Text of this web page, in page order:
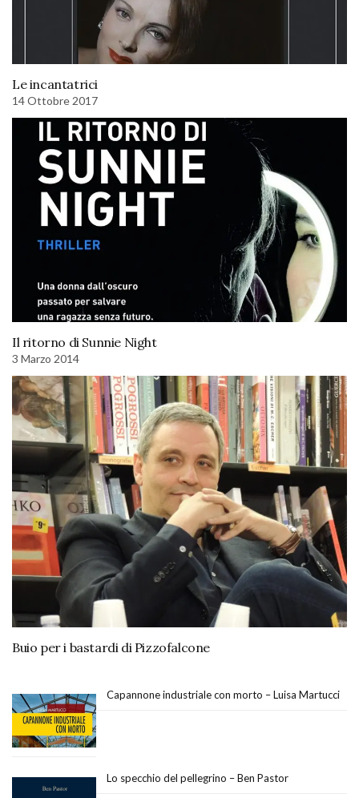
Le incantatrici
14 Ottobre 2017
Il ritorno di Sunnie Night
3 Marzo 2014
Buio per i bastardi di Pizzofalcone
Capannone industriale con morto – Luisa Martucci
Lo specchio del pellegrino – Ben Pastor